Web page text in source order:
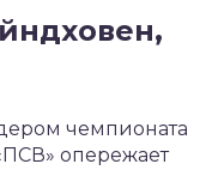
чемпионата
опережает